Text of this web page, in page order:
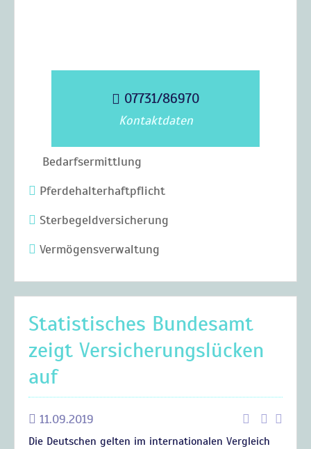
07731/86970
Kontaktdaten
Bedarfsermittlung
Pferdehalterhaftpflicht
Sterbegeldversicherung
Vermögensverwaltung
Statistisches Bundesamt
zeigt Versicherungslücken
auf
11.09.2019
Die Deutschen gelten im internationalen Vergleich